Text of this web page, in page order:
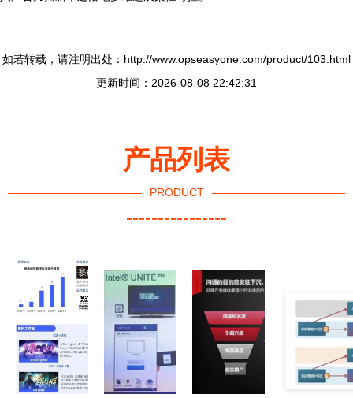
如若转载，请注明出处：http://www.opseasyone.com/product/103.html
更新时间：2026-08-08 22:42:31
产品列表
PRODUCT
----------------